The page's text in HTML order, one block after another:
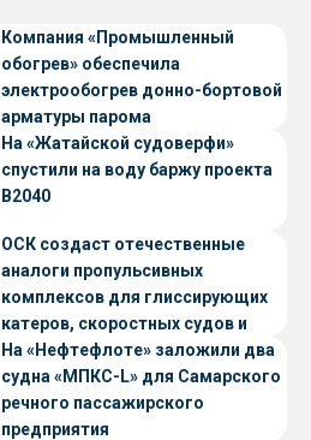
Компания «Промышленный
обогрев» обеспечила
электрообогрев донно-бортовой
арматуры парома
«Петропавловск» проекта CNF22
На «Жатайской судоверфи»
спустили на воду баржу проекта
В2040
ОСК создаст отечественные
аналоги пропульсивных
комплексов для глиссирующих
катеров, скоростных судов и
судов с малой осадкой
На «Нефтефлоте» заложили два
судна «МПКС-L» для Самарского
речного пассажирского
предприятия